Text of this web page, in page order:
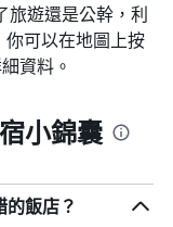
旅遊還是公幹，利
可以在地圖上按
資料。
小錦囊
飯店？